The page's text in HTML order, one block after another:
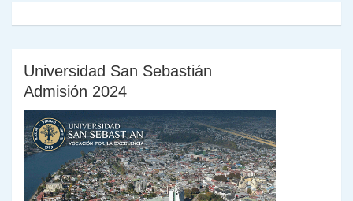
Universidad San Sebastián
Admisión 2024